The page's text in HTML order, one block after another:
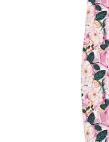
DARČEKOVÉ BOXY
Všeobecné
Podmienky ochrany
Reklamačný poriadok
Formulár na odstúpenie od